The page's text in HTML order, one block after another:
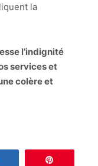
la
l’indignité
services et
colère et